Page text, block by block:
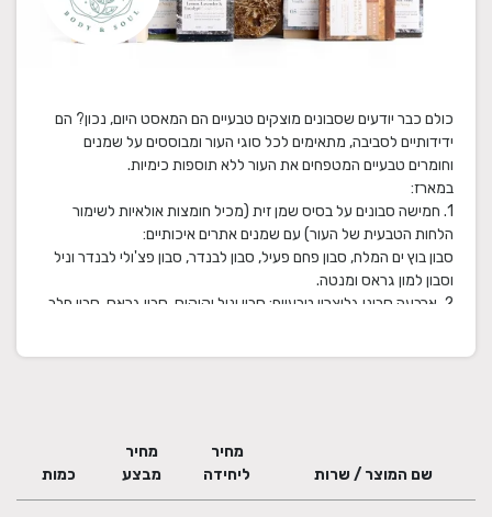
כולם כבר יודעים שסבונים מוצקים טבעיים הם המאסט היום, נכון? הם
ידידותיים לסביבה, מתאימים לכל סוגי העור ומבוססים על שמנים
1. חמישה סבונים על בסיס שמן זית (מכיל חומצות אולאיות לשימור
סבון בוץ ים המלח, סבון פחם פעיל, סבון לבנדר, סבון פצ'ולי לבנדר וניל
2. ארבעה סבוני גליצרין טבעיים: סבון וניל וקוקוס, סבון גראס, סבון חלב
אישית בזמן הרכישה ואנו נדאג שתגיע עם המארז.
שם המוצר / שרות
מחיר
ליחידה
מחיר
מבצע
כמות